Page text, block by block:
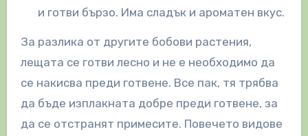
и готви бързо. Има сладък и ароматен вкус.
За разлика от другите бобови растения,
лещата се готви лесно и не е необходимо да
се накисва преди готвене. Все пак, тя трябва
да бъде изплакната добре преди готвене, за
да се отстранят примесите. Повечето видове